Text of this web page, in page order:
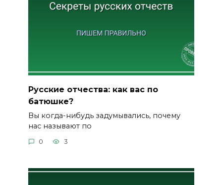
Русские отчества: как вас по
батюшке?
Вы когда-нибудь задумывались, почему
нас называют по
0 3